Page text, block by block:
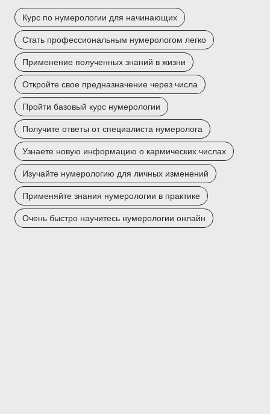
Курс по нумерологии для начинающих
Стать профессиональным нумерологом легко
Применение полученных знаний в жизни
Откройте свое предназначение через числа
Пройти базовый курс нумерологии
Получите ответы от специалиста нумеролога
Узнаете новую информацию о кармических числах
Изучайте нумерологию для личных изменений
Применяйте знания нумерологии в практике
Очень быстро научитесь нумерологии онлайн